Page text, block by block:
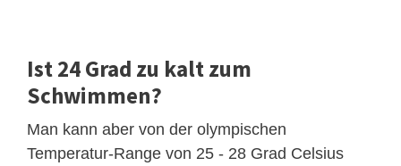
Ist 24 Grad zu kalt zum
Schwimmen?
Man kann aber von der olympischen
Temperatur-Range von 25 - 28 Grad Celsius